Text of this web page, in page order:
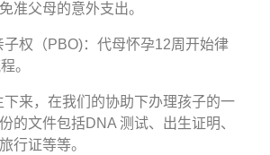
准父母的意外支出。
子权（PBO)：代母怀孕12周开始律
。
下来，在我们的协助下办理孩子的一
的文件包括DNA 测试、出生证明、
行证等等。